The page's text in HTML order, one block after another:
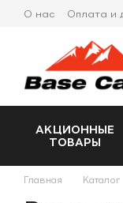
Перейти к
О нас Оплата и
АКЦИОННЫЕ
ТОВАРЫ
Главная Каталог